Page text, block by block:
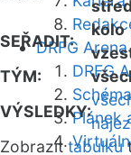
DRFG Arena
DRFG
Plánek
střed
SEŘADIT:
kolo
TÝM:
VÝSLEDKY:
Zobrazittabulku